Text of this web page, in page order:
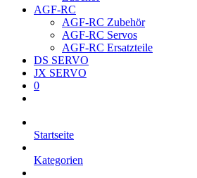
AGF-RC
AGF-RC Zubehör
AGF-RC Servos
AGF-RC Ersatzteile
DS SERVO
JX SERVO
0
Startseite
Kategorien